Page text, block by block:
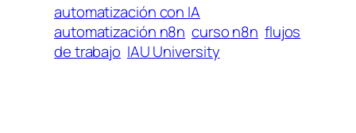
automatización con IA
automatización n8n curso n8n flujos
de trabajo IAU University